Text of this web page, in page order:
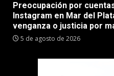
Preocupación por
Instagram en Mar del
venganza o justicia por
5 de agosto de 2026